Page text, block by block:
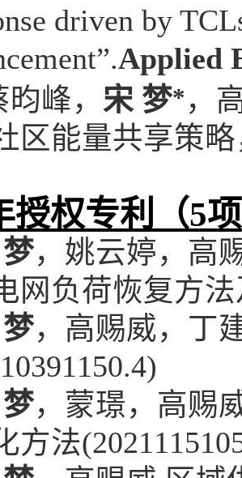
driven by
Applied
昀峰， 宋 梦* ，
区能量共享策
授权专利（5
， 姚云婷， 高
网负荷恢复方
， 高赐威， 丁
， 蒙璟， 高赐
方法(